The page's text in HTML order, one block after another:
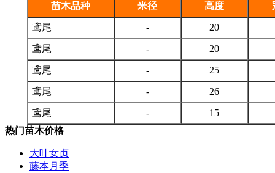
苗木品种
米径 高度
鸢尾 - 20
鸢尾 - 20
鸢尾 - 25
鸢尾 - 26
鸢尾 -
15
热门苗木价格
大叶女贞
藤本月季